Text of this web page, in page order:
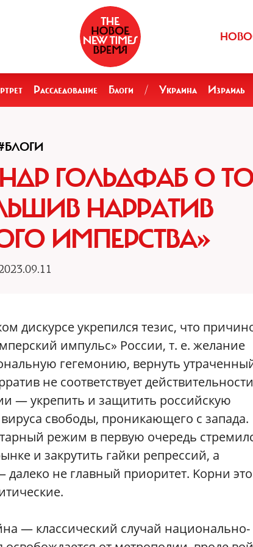
Расследование Блоги / Украина Израиль
ГОЛЬДФАБ О
НАРРАТИВ
ИМПЕРСТВА»
дискурсе укрепился тезис, что
импульс» России, т. е. желание
гегемонию, вернуть
не соответствует
— укрепить и защитить российскую
свободы, проникающего с запада.
режим в первую очередь
и закрутить гайки репрессий, а
не главный приоритет. Kорни
— классический случай национально-